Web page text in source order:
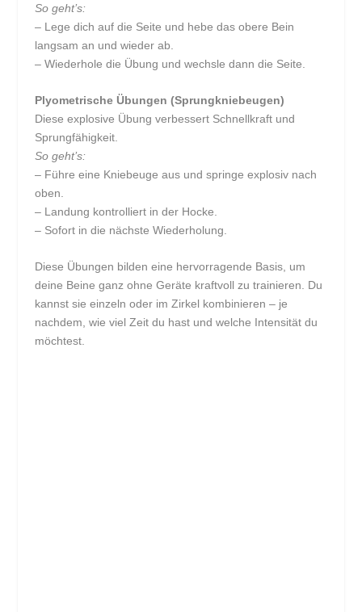
So geht’s:
– Lege dich auf die Seite und hebe das obere Bein
langsam an und wieder ab.
– Wiederhole die Übung und wechsle dann die Seite.
Plyometrische Übungen (Sprungkniebeugen)
Diese explosive Übung verbessert Schnellkraft und
Sprungfähigkeit.
So geht’s:
– Führe eine Kniebeuge aus und springe explosiv nach
oben.
– Landung kontrolliert in der Hocke.
– Sofort in die nächste Wiederholung.
Diese Übungen bilden eine hervorragende Basis, um
deine Beine ganz ohne Geräte kraftvoll zu trainieren. Du
kannst sie einzeln oder im Zirkel kombinieren – je
nachdem, wie viel Zeit du hast und welche Intensität du
möchtest.